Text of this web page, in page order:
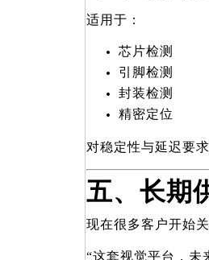
适用于：
芯片检测
引脚检测
封装检测
精密定位
对稳定性与延迟要求
五、长期
现在很多客户开始关
“这套视觉平台，未